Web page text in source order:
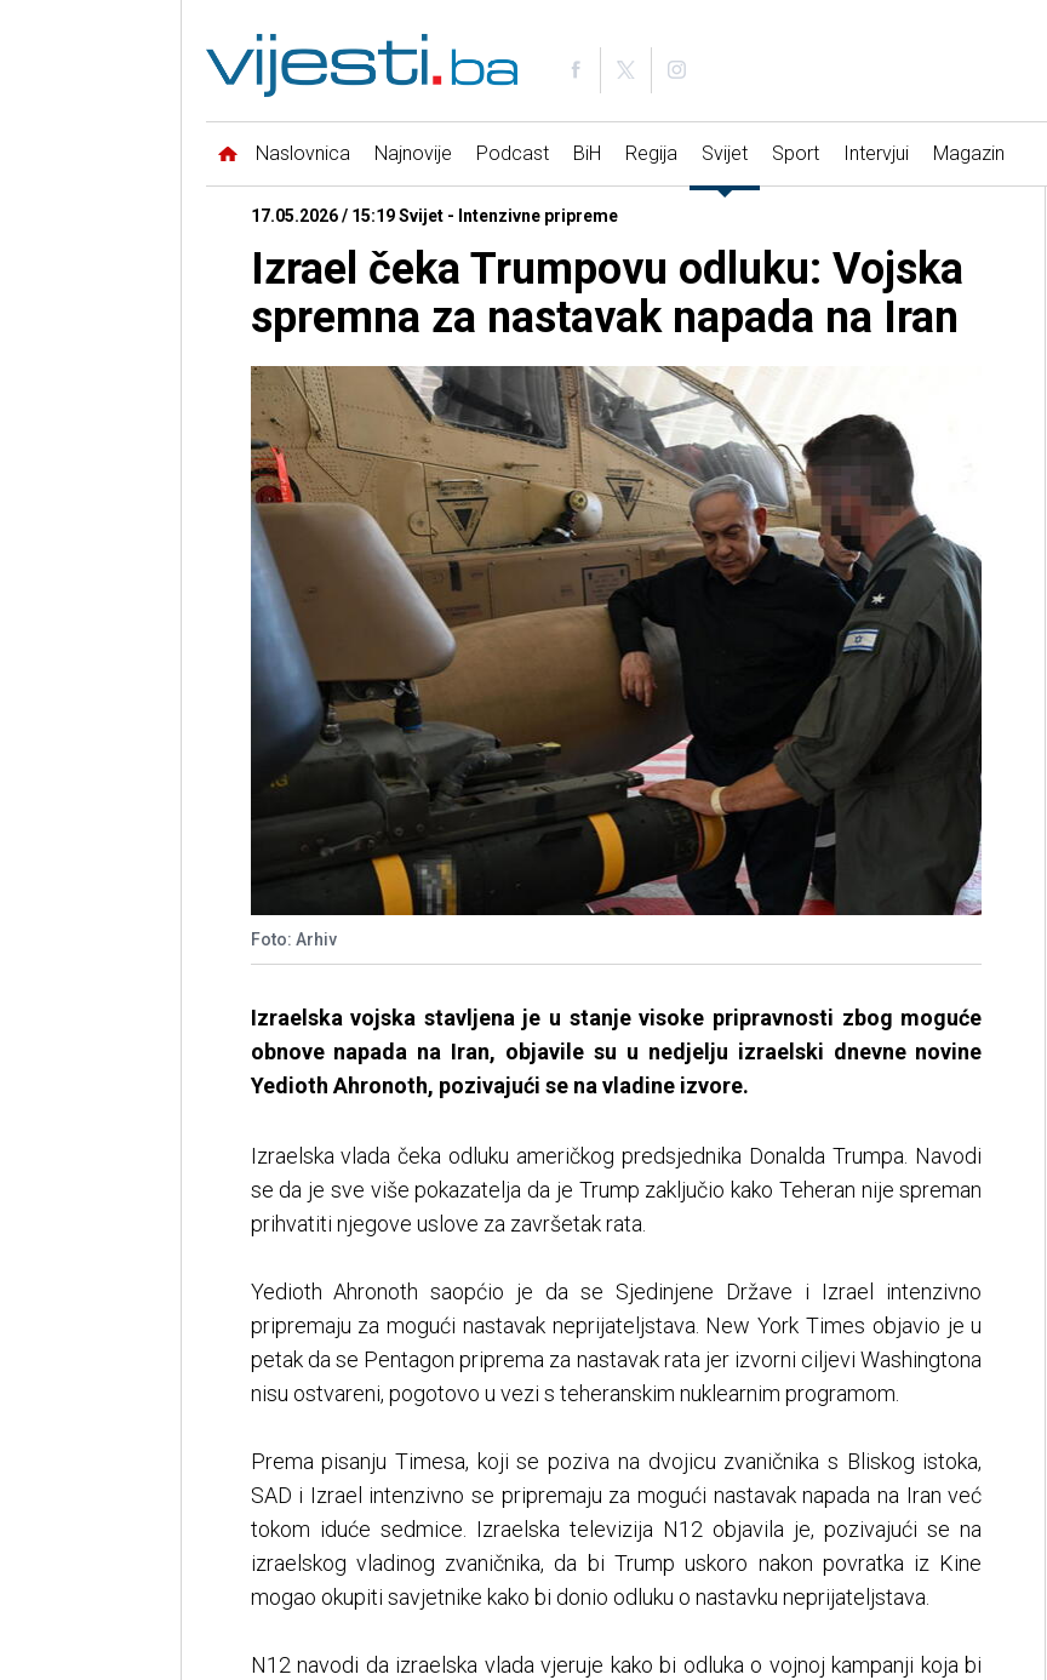
Naslovnica Najnovije Podcast BiH Regija Svijet Sport Intervjui Magazin
17.05.2026 / 15:19 Svijet - Intenzivne pripreme
Izrael čeka Trumpovu odluku: Vojska
spremna za nastavak napada na Iran
Foto: Arhiv
Izraelska vojska stavljena je u stanje visoke pripravnosti zbog moguće
obnove napada na Iran, objavile su u nedjelju izraelski dnevne novine
Yedioth Ahronoth, pozivajući se na vladine izvore.
Izraelska vlada čeka odluku američkog predsjednika Donalda Trumpa. Navodi
se da je sve više pokazatelja da je Trump zaključio kako Teheran nije spreman
prihvatiti njegove uslove za završetak rata.
Yedioth Ahronoth saopćio je da se Sjedinjene Države i Izrael intenzivno
pripremaju za mogući nastavak neprijateljstava. New York Times objavio je u
petak da se Pentagon priprema za nastavak rata jer izvorni ciljevi Washingtona
nisu ostvareni, pogotovo u vezi s teheranskim nuklearnim programom.
Prema pisanju Timesa, koji se poziva na dvojicu zvaničnika s Bliskog istoka,
SAD i Izrael intenzivno se pripremaju za mogući nastavak napada na Iran već
tokom iduće sedmice. Izraelska televizija N12 objavila je, pozivajući se na
izraelskog vladinog zvaničnika, da bi Trump uskoro nakon povratka iz Kine
mogao okupiti savjetnike kako bi donio odluku o nastavku neprijateljstava.
N12 navodi da izraelska vlada vjeruje kako bi odluka o vojnoj kampanji koja bi